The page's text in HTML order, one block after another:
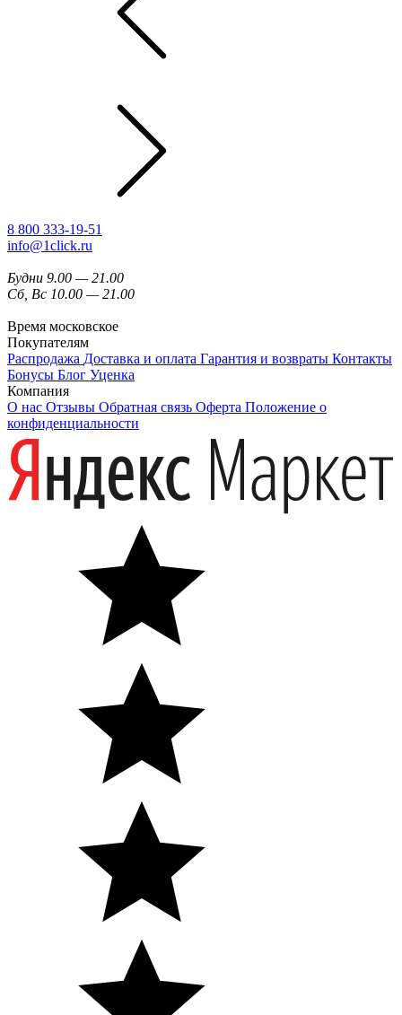
8 800 333-19-51
info@1click.ru
Будни 9.00 — 21.00
Сб, Вс 10.00 — 21.00
Время московское
Покупателям
Распродажа Доставка и оплата Гарантия и возвраты Контакты
Бонусы Блог Уценка
Компания
О нас Отзывы Обратная связь Оферта Положение о
конфиденциальности